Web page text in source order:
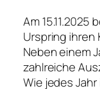
Am
Urspring ihren
Neben einem
zahlreiche
Wie jedes